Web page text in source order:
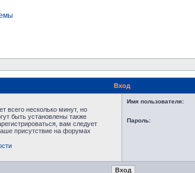
Вход
всего несколько минут, но
быть установлены также
вам следует
присутствие на форумах
Имя пользователя:
Пароль: